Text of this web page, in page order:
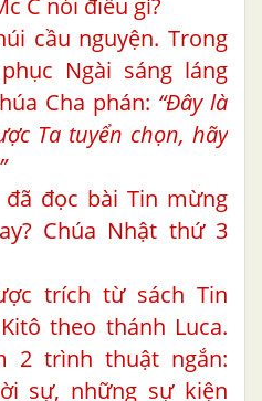
C nói điều gì?
cầu nguyện. Trong
Ngài sáng láng
Cha phán: “Đây là
Ta tuyển chọn, hãy
đọc bài Tin mừng
Chúa Nhật thứ 3
trích từ sách Tin
theo thánh Luca.
2 trình thuật ngắn:
sự, những sự kiện